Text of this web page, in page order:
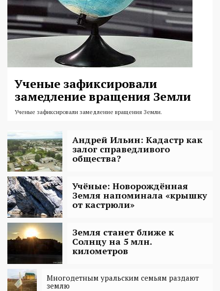
Ученые зафиксировали
замедление вращения Земли
Ученые зафиксировали замедление вращения Земли.
Андрей Ильин: Кадастр как
залог справедливого
общества?
Учёные: Новорождённая
Земля напоминала «крышку
от кастрюли»
Земля станет ближе к
Солнцу на 5 млн.
километров
Многодетным уральским семьям раздают
землю